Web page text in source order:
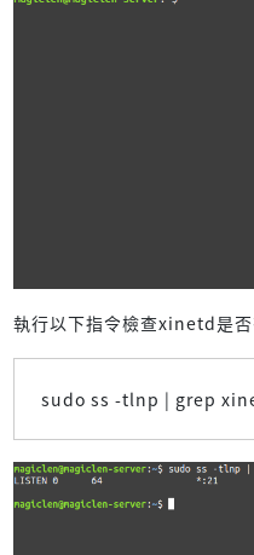
執行以下指令檢查xinetd是否
sudo ss -tlnp | grep